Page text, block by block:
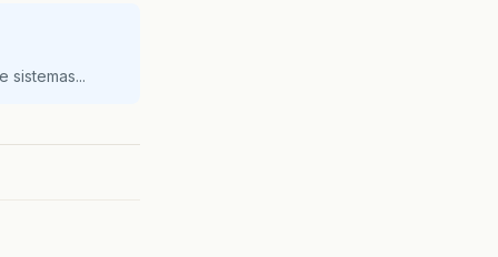
sistemas...